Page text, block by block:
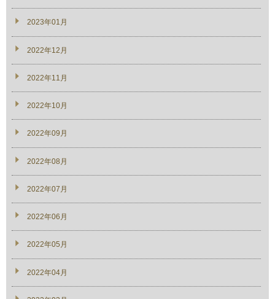
2023年01月
2022年12月
2022年11月
2022年10月
2022年09月
2022年08月
2022年07月
2022年06月
2022年05月
2022年04月